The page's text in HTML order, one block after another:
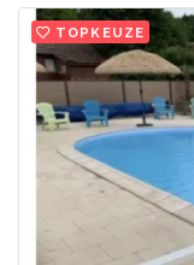
TOPKEUZE